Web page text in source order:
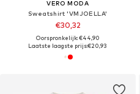
VERO MODA
Sweatshirt 'VMJOELLA'
€30,32
Oorspronkelijk: €44,90
Laatste laagste prijs:€20,93